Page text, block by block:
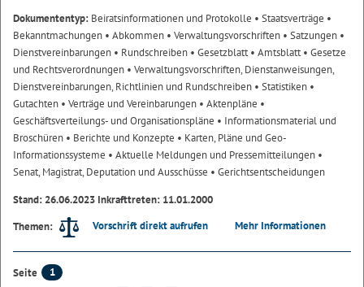
Dokumententyp: Beiratsinformationen und Protokolle • Staatsverträge •
Bekanntmachungen • Abkommen • Verwaltungsvorschriften • Satzungen •
Dienstvereinbarungen • Rundschreiben • Gesetzblatt• Amtsblatt• Gesetze
und Rechtsverordnungen • Verwaltungsvorschriften, Dienstanweisungen,
Dienstvereinbarungen, Richtlinien und Rundschreiben • Statistiken •
Gutachten • Verträge und Vereinbarungen • Aktenpläne •
Geschäftsverteilungs- und Organisationspläne • Informationsmaterial und
Broschüren • Berichte und Konzepte • Karten, Pläne und Geo-
Informationssysteme • Aktuelle Meldungen und Pressemitteilungen •
Senat, Magistrat, Deputation und Ausschüsse • Gerichtsentscheidungen
Stand: 26.06.2023 Inkrafttreten: 11.01.2000
Themen:
Vorschrift direkt aufrufen Mehr Informationen
Seite
1